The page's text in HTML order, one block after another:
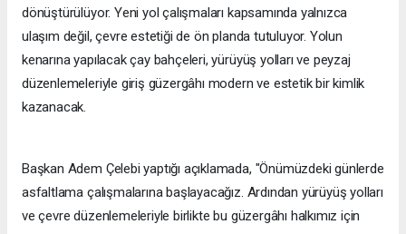
dönüştürülüyor. Yeni yol çalışmaları kapsamında yalnızca
ulaşım değil, çevre estetiği de ön planda tutuluyor. Yolun
kenarına yapılacak çay bahçeleri, yürüyüş yolları ve peyzaj
düzenlemeleriyle giriş güzergâhı modern ve estetik bir kimlik
kazanacak.
Başkan Adem Çelebi yaptığı açıklamada, "Önümüzdeki günlerde
asfaltlama çalışmalarına başlayacağız. Ardından yürüyüş yolları
ve çevre düzenlemeleriyle birlikte bu güzergâhı halkımız için